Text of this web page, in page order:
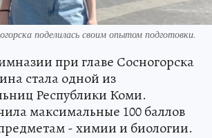
поделилась своим опытом подготовки.
при главе Сосногорска
стала одной из
Республики Коми.
максимальные 100 баллов
- химии и биологии.